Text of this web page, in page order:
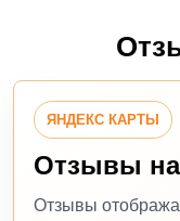
ЯНДЕКС КАРТЫ
Отзывы на
Отзывы